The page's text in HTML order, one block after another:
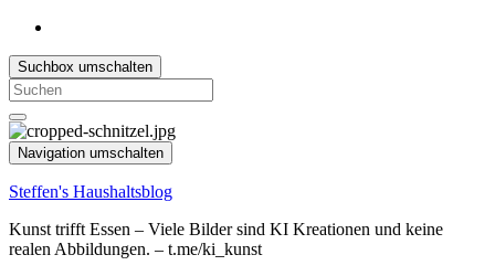
Suchbox umschalten
Search
for:
Navigation umschalten
Steffen's Haushaltsblog
Kunst trifft Essen – Viele Bilder sind KI Kreationen und keine
realen Abbildungen. – t.me/ki_kunst